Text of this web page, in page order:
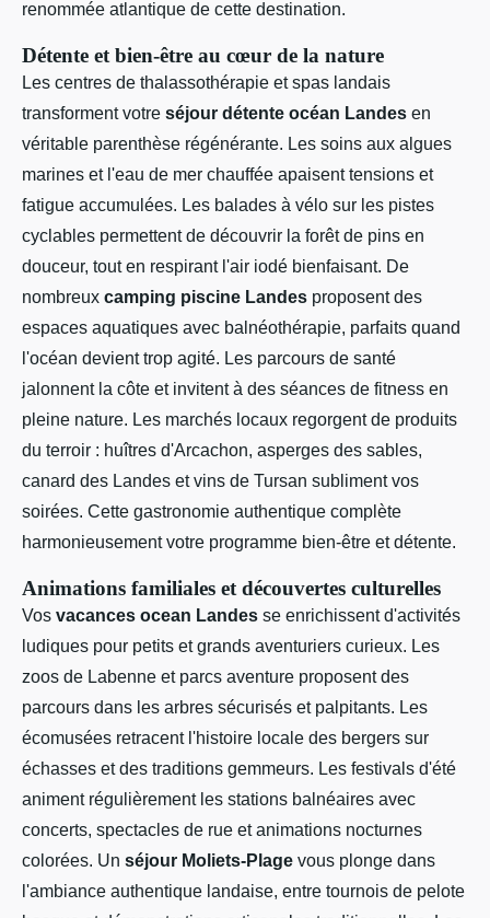
renommée atlantique de cette destination.
Détente et bien-être au cœur de la nature
Les centres de thalassothérapie et spas landais
transforment votre séjour détente océan Landes en
véritable parenthèse régénérante. Les soins aux algues
marines et l'eau de mer chauffée apaisent tensions et
fatigue accumulées. Les balades à vélo sur les pistes
cyclables permettent de découvrir la forêt de pins en
douceur, tout en respirant l'air iodé bienfaisant. De
nombreux camping piscine Landes proposent des
espaces aquatiques avec balnéothérapie, parfaits quand
l'océan devient trop agité. Les parcours de santé
jalonnent la côte et invitent à des séances de fitness en
pleine nature. Les marchés locaux regorgent de produits
du terroir : huîtres d'Arcachon, asperges des sables,
canard des Landes et vins de Tursan subliment vos
soirées. Cette gastronomie authentique complète
harmonieusement votre programme bien-être et détente.
Animations familiales et découvertes culturelles
Vos vacances ocean Landes se enrichissent d'activités
ludiques pour petits et grands aventuriers curieux. Les
zoos de Labenne et parcs aventure proposent des
parcours dans les arbres sécurisés et palpitants. Les
écomusées retracent l'histoire locale des bergers sur
échasses et des traditions gemmeurs. Les festivals d'été
animent régulièrement les stations balnéaires avec
concerts, spectacles de rue et animations nocturnes
colorées. Un séjour Moliets-Plage vous plonge dans
l'ambiance authentique landaise, entre tournois de pelote